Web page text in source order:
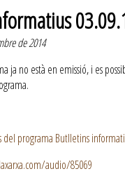
de 2014
ja no està en emissió, i es
programa Butlletins
audio/85069